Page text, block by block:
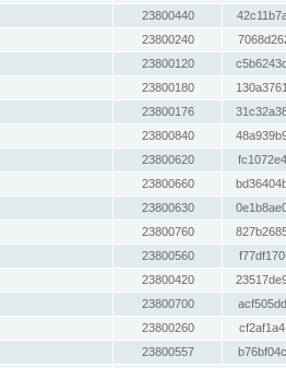
23800440
23800240
23800120
23800180
23800176
23800840
23800620
23800660
23800630
23800760
23800560
23800420
23800700
23800260
23800557